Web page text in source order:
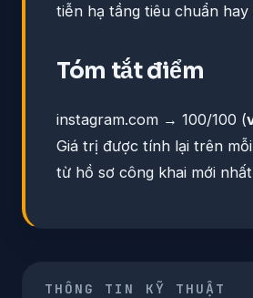
tiễn hạ tầng tiêu chuẩn hay
Tóm tắt điểm
instagram.com → 100/100 (
Giá trị được tính lại trên
từ hồ sơ công khai mới
THÔNG TIN KỸ THUẬT